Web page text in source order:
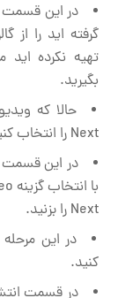
در این قسمت
گرفته اید را از
بگیرید.
حالا که
Next را انتخاب کنید.
در این قسمت
Next را بزنید.
در این
کنید.